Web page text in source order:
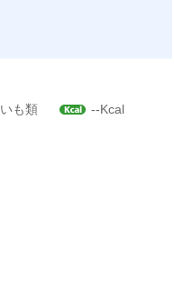
いも類
--Kcal